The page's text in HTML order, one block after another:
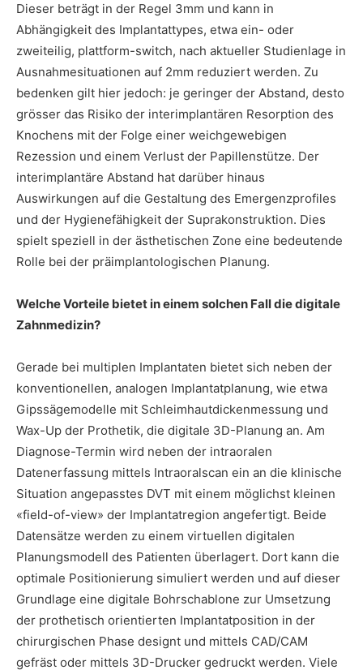
Dieser beträgt in der Regel 3mm und kann in
Abhängigkeit des Implantattypes, etwa ein- oder
zweiteilig, plattform-switch, nach aktueller Studienlage in
Ausnahmesituationen auf 2mm reduziert werden. Zu
bedenken gilt hier jedoch: je geringer der Abstand, desto
grösser das Risiko der interimplantären Resorption des
Knochens mit der Folge einer weichgewebigen
Rezession und einem Verlust der Papillenstütze. Der
interimplantäre Abstand hat darüber hinaus
Auswirkungen auf die Gestaltung des Emergenzprofiles
und der Hygienefähigkeit der Suprakonstruktion. Dies
spielt speziell in der ästhetischen Zone eine bedeutende
Rolle bei der präimplantologischen Planung.
Welche Vorteile bietet in einem solchen Fall die digitale
Zahnmedizin?
Gerade bei multiplen Implantaten bietet sich neben der
konventionellen, analogen Implantatplanung, wie etwa
Gipssägemodelle mit Schleimhautdickenmessung und
Wax-Up der Prothetik, die digitale 3D-Planung an. Am
Diagnose-Termin wird neben der intraoralen
Datenerfassung mittels Intraoralscan ein an die klinische
Situation angepasstes DVT mit einem möglichst kleinen
«field-of-view» der Implantatregion angefertigt. Beide
Datensätze werden zu einem virtuellen digitalen
Planungsmodell des Patienten überlagert. Dort kann die
optimale Positionierung simuliert werden und auf dieser
Grundlage eine digitale Bohrschablone zur Umsetzung
der prothetisch orientierten Implantatposition in der
chirurgischen Phase designt und mittels CAD/CAM
gefräst oder mittels 3D-Drucker gedruckt werden. Viele